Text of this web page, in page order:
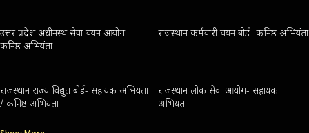
उत्तर प्रदेश अधीनस्थ सेवा चयन आयोग-
कनिष्ठ अभियंता
राजस्थान कर्मचारी चयन बोर्ड- कनिष्ठ अभियंता
राजस्थान राज्य विद्युत बोर्ड- सहायक अभियंता
/ कनिष्ठ अभियंता
राजस्थान लोक सेवा आयोग- सहायक
अभियंता